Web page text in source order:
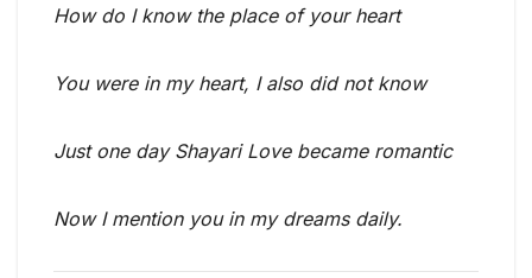
How do I know the place of your heart
You were in my heart, I also did not know
Just one day Shayari Love became romantic
Now I mention you in my dreams daily.